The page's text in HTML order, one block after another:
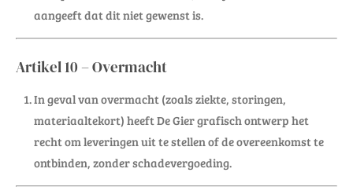
aangeeft dat dit niet gewenst is.
Artikel 10 – Overmacht
In geval van overmacht (zoals ziekte, storingen,
materiaaltekort) heeft De Gier grafisch ontwerp het
recht om leveringen uit te stellen of de overeenkomst te
ontbinden, zonder schadevergoeding.